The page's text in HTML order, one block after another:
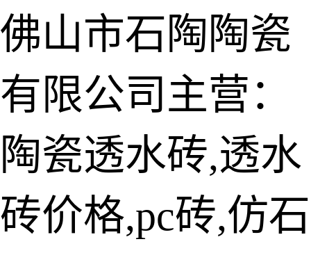
佛山市石陶陶瓷
有限公司主营：
陶瓷透水砖,透水
砖价格,pc砖,仿石
陶瓷透水砖
生态仿石砖
仿石透水砖
承重仿石砖
细面透水砖